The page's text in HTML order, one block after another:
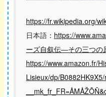
https://fr.wikipedia.org/
日本語： https://
ーズ自叙伝―その三つの
https://www.amazon.fr/
Lisieux/dp/